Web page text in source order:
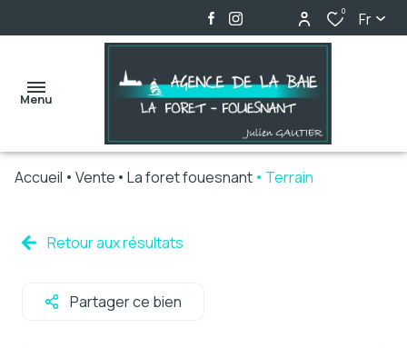
0 Fr
Menu
ventes
Accueil Vente La foret fouesnant Terrain
Retour aux résultats
Partager ce bien